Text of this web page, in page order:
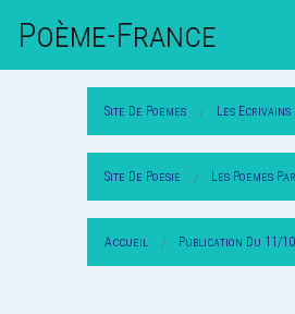
Poème-FrAnce
Site De Poemes Les Ecrivains
Site De Poesie Les Poemes
Accueil Publication Du 11/